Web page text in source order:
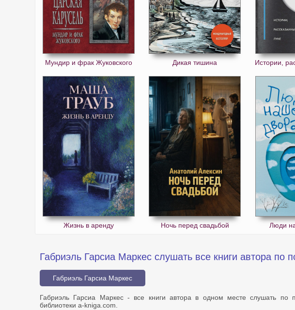
Мундир и фрак Жуковского Дикая тишина Истории,
Жизнь в аренду Ночь перед свадьбой Люди
Габриэль Гарсиа Маркес слушать все книги автора по
Габриэль Гарсиа Маркес
Габриэль Гарсиа Маркес - все книги автора в одном месте слушать по
библиотеки a-kniga.com.